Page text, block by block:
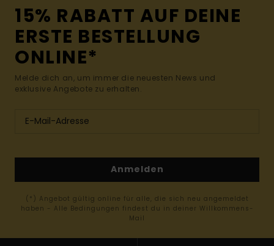
15% RABATT AUF DEINE
ERSTE BESTELLUNG
ONLINE*
Melde dich an, um immer die neuesten News und
exklusive Angebote zu erhalten.
Anmelden
(*) Angebot gültig online für alle, die sich neu angemeldet
haben - Alle Bedingungen findest du in deiner Willkommens-
Mail